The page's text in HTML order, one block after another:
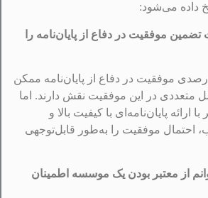
داده می‌شود:
موفقیت در دفاع از پایان‌نامه را
موفقیت در دفاع از پایان‌نامه ممکن
متعددی در این موفقیت نقش دارند. اما
پایان‌نامه‌ای با کیفیت بالا و
احتمال موفقیت را به‌طور قابل‌توجهی
از معتبر بودن یک موسسه اطمینان